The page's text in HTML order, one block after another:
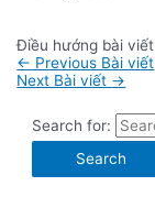
Điều hướng bài viết
← Previous Bài viết
Next Bài viết →
Search for: